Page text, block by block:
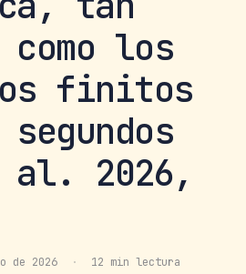
los
finitos
al. 2026,
de 2026 · 12 min lectura